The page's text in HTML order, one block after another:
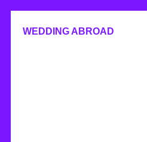
WEDDING ABROAD